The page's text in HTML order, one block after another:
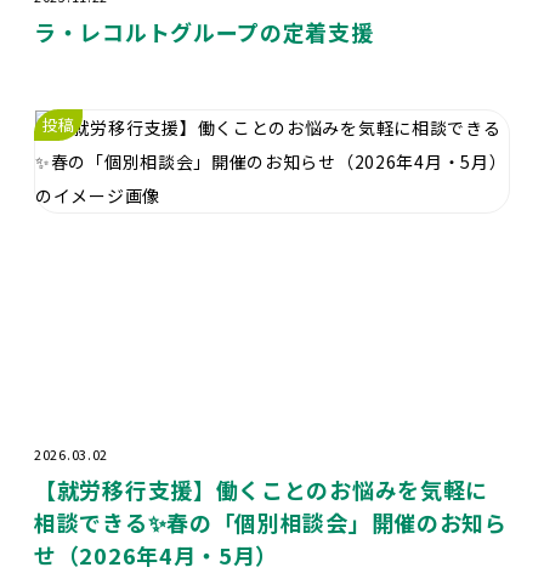
ラ・レコルトグループの定着支援
投稿
2026.03.02
【就労移行支援】働くことのお悩みを気軽に
相談できる✨春の「個別相談会」開催のお知ら
せ（2026年4月・5月）